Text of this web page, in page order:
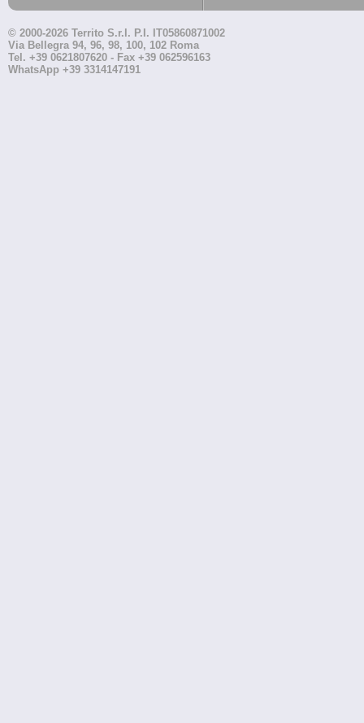
© 2000-2026 Territo S.r.l. P.I. IT05860871002
Via Bellegra 94, 96, 98, 100, 102 Roma
Tel. +39 0621807620 - Fax +39 062596163
WhatsApp +39 3314147191